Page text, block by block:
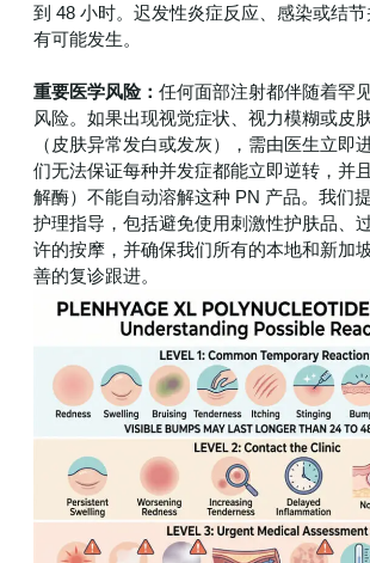
到 48 小时。迟发性炎症反应、感染或结
有可能发生。
重要医学风险： 任何面部注射都伴随着罕
风险。如果出现视觉症状、视力模糊或皮
（皮肤异常发白或发灰），需由医生立即
们无法保证每种并发症都能立即逆转，并
解酶）不能自动溶解这种 PN 产品。我们
护理指导，包括避免使用刺激性护肤品、
许的按摩，并确保我们所有的本地和新加
善的复诊跟进。